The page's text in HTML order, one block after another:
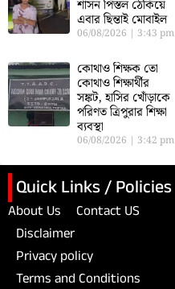
শাসন পিস্তল ঠেকিয়ে
এবার ছিন্তাই মোবাইল
06/08/2026 3:43 pm
কোথাও শিক্ষক তো
কোথাও শিক্ষার্থীর
সঙ্কট, হাসির খোঁড়াকে
পরিণত ত্রিপুরার শিক্ষা
ব্যবস্থা
06/08/2026 3:42 pm
Quick Links / Policies
About Us
Contact US
Disclaimer
Privacy policy
Terms and Conditions